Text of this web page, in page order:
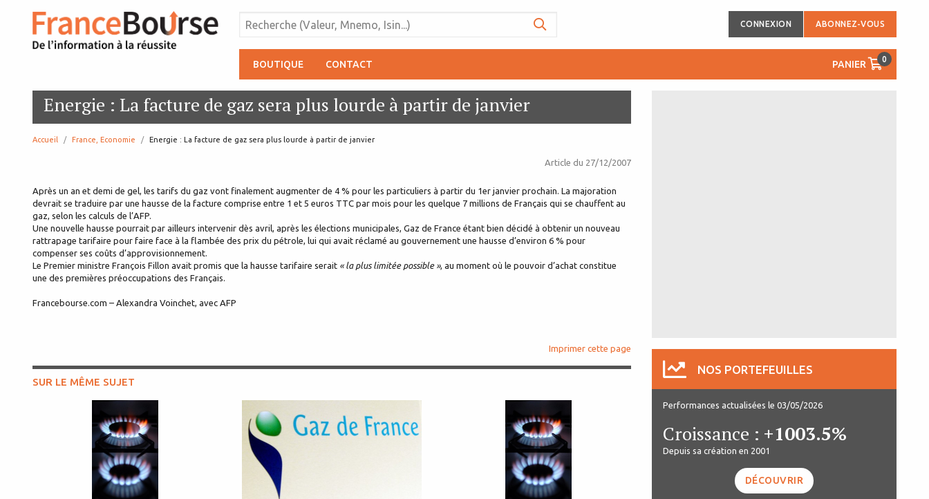
CONNEXION ABONNEZ-VOUS
BOUTIQUE CONTACT PANIER 0
Energie : La facture de gaz sera plus lourde à partir de janvier
Accueil France, Economie page:
Energie : La facture de gaz sera plus lourde à partir de janvier
Article du 27/12/2007
Après un an et demi de gel, les tarifs du gaz vont finalement augmenter de 4 % pour les particuliers à partir du 1er janvier prochain. La majoration
devrait se traduire par une hausse de la facture comprise entre 1 et 5 euros TTC par mois pour les quelque 7 millions de Français qui se chauffent au
gaz, selon les calculs de l’AFP.
Une nouvelle hausse pourrait par ailleurs intervenir dès avril, après les élections municipales, Gaz de France étant bien décidé à obtenir un nouveau
rattrapage tarifaire pour faire face à la flambée des prix du pétrole, lui qui avait réclamé au gouvernement une hausse d’environ 6 % pour
compenser ses coûts d’approvisionnement.
Le Premier ministre François Fillon avait promis que la hausse tarifaire serait « la plus limitée possible », au moment où le pouvoir d’achat constitue
une des premières préoccupations des Français.
Francebourse.com – Alexandra Voinchet, avec AFP
Imprimer cette page
SUR LE MÊME SUJET
NOS PORTEFEUILLES
Performances actualisées le 03/05/2026
Croissance : +1003.5%
Depuis sa création en 2001
DÉCOUVRIR